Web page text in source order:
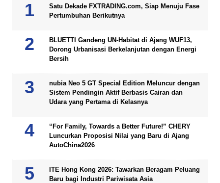
Satu Dekade FXTRADING.com, Siap Menuju Fase
Pertumbuhan Berikutnya
BLUETTI Gandeng UN-Habitat di Ajang WUF13,
Dorong Urbanisasi Berkelanjutan dengan Energi
Bersih
nubia Neo 5 GT Special Edition Meluncur dengan
Sistem Pendingin Aktif Berbasis Cairan dan
Udara yang Pertama di Kelasnya
“For Family, Towards a Better Future!” CHERY
Luncurkan Proposisi Nilai yang Baru di Ajang
AutoChina2026
ITE Hong Kong 2026: Tawarkan Beragam Peluang
Baru bagi Industri Pariwisata Asia